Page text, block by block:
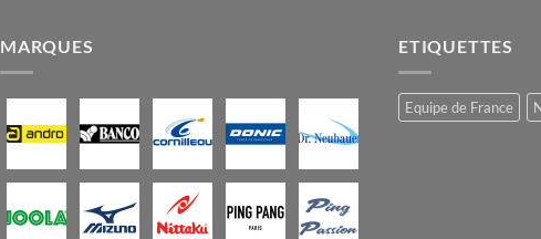
MARQUES ETIQUETTES
Equipe de France